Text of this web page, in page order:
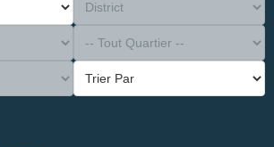
-- Type de Bien --
District
-- Ville --
-- Tout Quartier --
-- Tout Nombre --
Trier Par